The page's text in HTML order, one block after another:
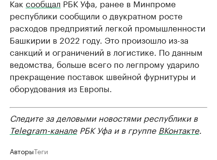
Как сообщал РБК Уфа, ранее в Минпроме
республики сообщили о двукратном росте
расходов предприятий легкой промышленности
Башкирии в 2022 году. Это произошло из-за
санкций и ограничений в логистике. По данным
ведомства, больше всего по легпрому ударило
прекращение поставок швейной фурнитуры и
оборудования из Европы.
Следите за деловыми новостями республики в
Telegram-каналеРБК Уфа и в группе ВКонтакте.
АвторыТеги